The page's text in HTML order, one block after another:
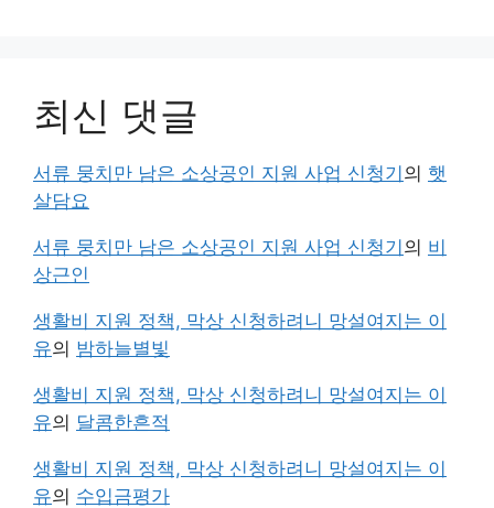
최신 댓글
서류 뭉치만 남은 소상공인 지원 사업 신청기의 햇
살담요
서류 뭉치만 남은 소상공인 지원 사업 신청기의 비
상근인
생활비 지원 정책, 막상 신청하려니 망설여지는 이
유의 밤하늘별빛
생활비 지원 정책, 막상 신청하려니 망설여지는 이
유의 달콤한흔적
생활비 지원 정책, 막상 신청하려니 망설여지는 이
유의 수입금평가